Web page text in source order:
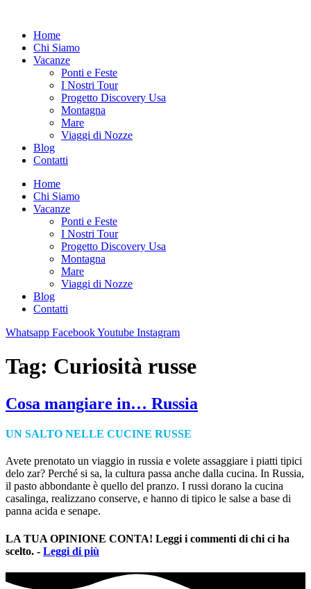
contenutoHome
Chi Siamo
Vacanze
Ponti e Feste
I Nostri Tour
Progetto Discovery Usa
Montagna
Mare
Viaggi di Nozze
Blog
Contatti
Home
Chi Siamo
Vacanze
Ponti e Feste
I Nostri Tour
Progetto Discovery Usa
Montagna
Mare
Viaggi di Nozze
Blog
Contatti
Whatsapp FacebookYoutube Instagram
Tag: Curiosità russe
Cosa mangiare in… Russia
UN SALTO NELLE CUCINE RUSSE
Avete prenotato un viaggio in russia e volete assaggiare i piatti tipici
delo zar? Perché si sa, la cultura passa anche dalla cucina. In Russia,
il pasto abbondante è quello del pranzo. I russi dorano la cucina
casalinga, realizzano conserve, e hanno di tipico le salse a base di
panna acida e senape.
LA TUA OPINIONE CONTA! Leggi i commenti di chi ci ha
scelto. - Leggi di più